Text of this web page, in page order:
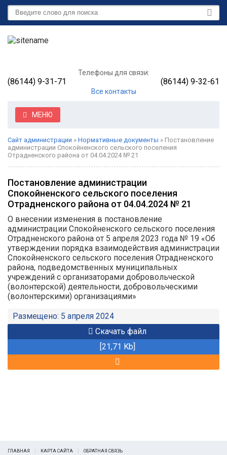
Телефоны для связи:
(86144) 9-31-71 (86144) 9-32-61
Все контакты
МЕНЮ
Сайт администрации » Нормативные документы » Постановление
администрации Спокойненского сельского поселения
Отрадненского района от 04.04.2024 № 21
Постановление администрации
Спокойненского сельского поселения
Отрадненского района от 04.04.2024 № 21
О внесении изменения в постановление
администрации Спокойненского сельского поселения
Отрадненского района от 5 апреля 2023 года № 19 «Об
утверждении порядка взаимодействия администрации
Спокойненского сельского поселения Отрадненского
района, подведомственных муниципальных
учреждений с организаторами добровольческой
(волонтерской) деятельности, добровольческими
(волонтерскими) организациями»
Размещено: 5 апреля 2024
Скачать файл
[21,71 Kb]
ГЛАВНАЯ КАРТА САЙТА ОБРАТНАЯ СВЯЗЬ